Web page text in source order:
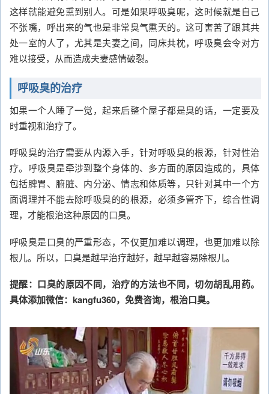
这样就能避免熏到别人。可是如果呼吸臭呢，这时候就是自己
不张嘴，呼出来的气也是非常臭气熏天的。这可害苦了跟其共
处一室的人了，尤其是夫妻之间，同床共枕，呼吸臭会令对方
难以接受，从而造成夫妻感情破裂。
呼吸臭的治疗
如果一个人睡了一觉，起来后整个屋子都是臭的话，一定要及
时重视和治疗了。
呼吸臭的治疗需要从内源入手，针对呼吸臭的根源，针对性治
疗。呼吸臭是牵涉到整个身体的、多方面的原因造成的，具体
包括脾胃、腑脏、内分泌、情志和体质等，只针对其中一个方
面调理并不能去除呼吸臭的的根源，必须多管齐下，综合性调
理，才能根治这种原因的口臭。
呼吸臭是口臭的严重形态，不仅更加难以调理，也更加难以除
根儿。所以，口臭是越早治疗越好，越早越容易除根儿。
提醒：口臭的原因不同，治疗的方法也不同，切勿胡乱用药。
具体添加微信：kangfu360，免费咨询，根治口臭。